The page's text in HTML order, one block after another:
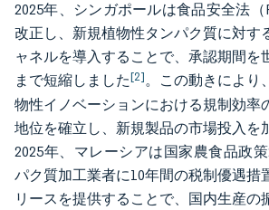
2025年、シンガポールは食品安全法（
改正し、新規植物性タンパク質に対す
ャネルを導入することで、承認期間を
まで短縮しました[2]。この動きにより
物性イノベーションにおける規制効率
地位を確立し、新規製品の市場投入を
2025年、マレーシアは国家農食品政
パク質加工業者に10年間の税制優遇措
リースを提供することで、国内生産の